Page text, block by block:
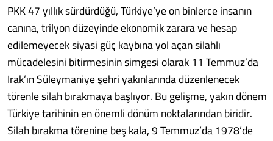
PKK 47 yıllık sürdürdüğü, Türkiye’ye on binlerce insanın
canına, trilyon düzeyinde ekonomik zarara ve hesap
edilemeyecek siyasi güç kaybına yol açan silahlı
mücadelesini bitirmesinin simgesi olarak 11 Temmuz’da
Irak’ın Süleymaniye şehri yakınlarında düzenlenecek
törenle silah bırakmaya başlıyor. Bu gelişme, yakın dönem
Türkiye tarihinin en önemli dönüm noktalarından biridir.
Silah bırakma törenine beş kala, 9 Temmuz’da 1978’de